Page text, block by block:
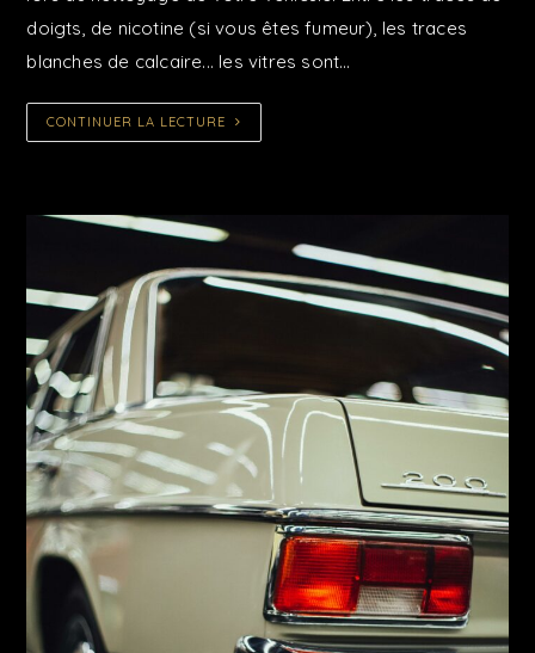
doigts, de nicotine (si vous êtes fumeur), les traces
blanches de calcaire... les vitres sont…
CONTINUER LA LECTURE